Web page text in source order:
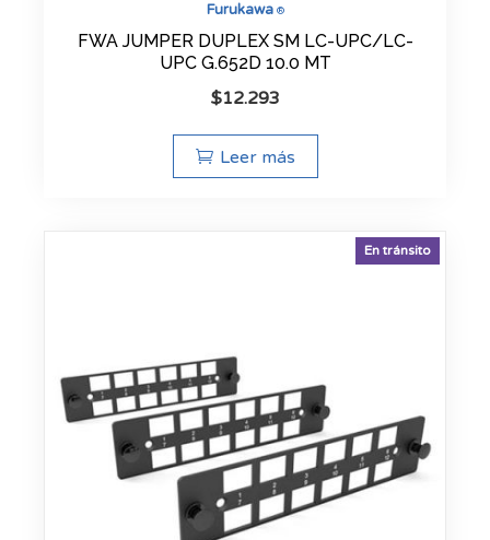
Furukawa®
FWA JUMPER DUPLEX SM LC-UPC/LC-
UPC G.652D 10.0 MT
$12.293
Leer más
En tránsito